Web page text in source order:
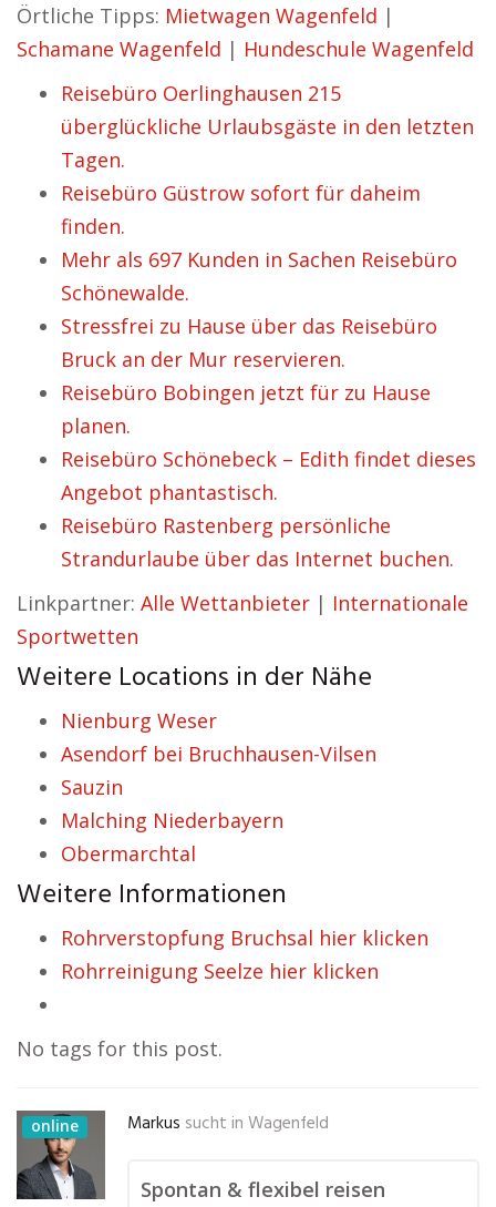
Örtliche Tipps: Mietwagen Wagenfeld |
Schamane Wagenfeld | Hundeschule Wagenfeld
Reisebüro Oerlinghausen 215
überglückliche Urlaubsgäste in den letzten
Tagen.
Reisebüro Güstrow sofort für daheim
finden.
Mehr als 697 Kunden in Sachen Reisebüro
Schönewalde.
Stressfrei zu Hause über das Reisebüro
Bruck an der Mur reservieren.
Reisebüro Bobingen jetzt für zu Hause
planen.
Reisebüro Schönebeck – Edith findet dieses
Angebot phantastisch.
Reisebüro Rastenberg persönliche
Strandurlaube über das Internet buchen.
Linkpartner: Alle Wettanbieter | Internationale
Sportwetten
Weitere Locations in der Nähe
Nienburg Weser
Asendorf bei Bruchhausen-Vilsen
Sauzin
Malching Niederbayern
Obermarchtal
Weitere Informationen
Rohrverstopfung Bruchsal hier klicken
Rohrreinigung Seelze hier klicken
No tags for this post.
online Markus sucht in Wagenfeld
Spontan & flexibel reisen